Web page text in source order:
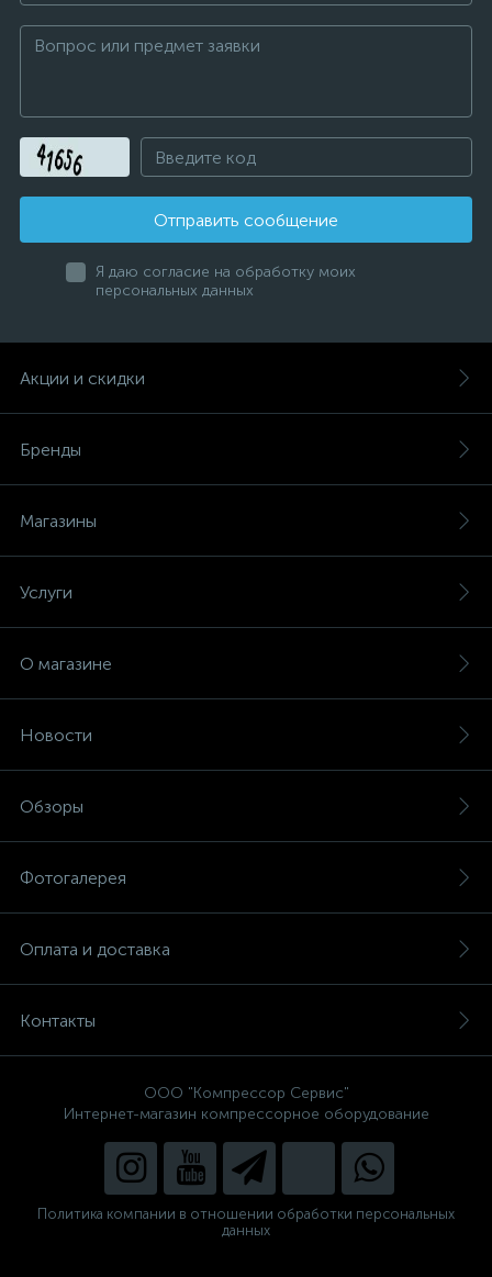
Отправить сообщение
Я даю согласие на обработку моих
персональных данных
Акции и скидки
Бренды
Магазины
Услуги
О магазине
Новости
Обзоры
Фотогалерея
Оплата и доставка
Контакты
ООО "Компрессор Сервис"
Интернет-магазин компрессорное оборудование
Политика компании в отношении обработки персональных
данных